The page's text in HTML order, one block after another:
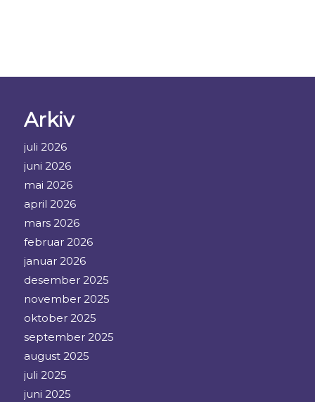
Arkiv
juli 2026
juni 2026
mai 2026
april 2026
mars 2026
februar 2026
januar 2026
desember 2025
november 2025
oktober 2025
september 2025
august 2025
juli 2025
juni 2025